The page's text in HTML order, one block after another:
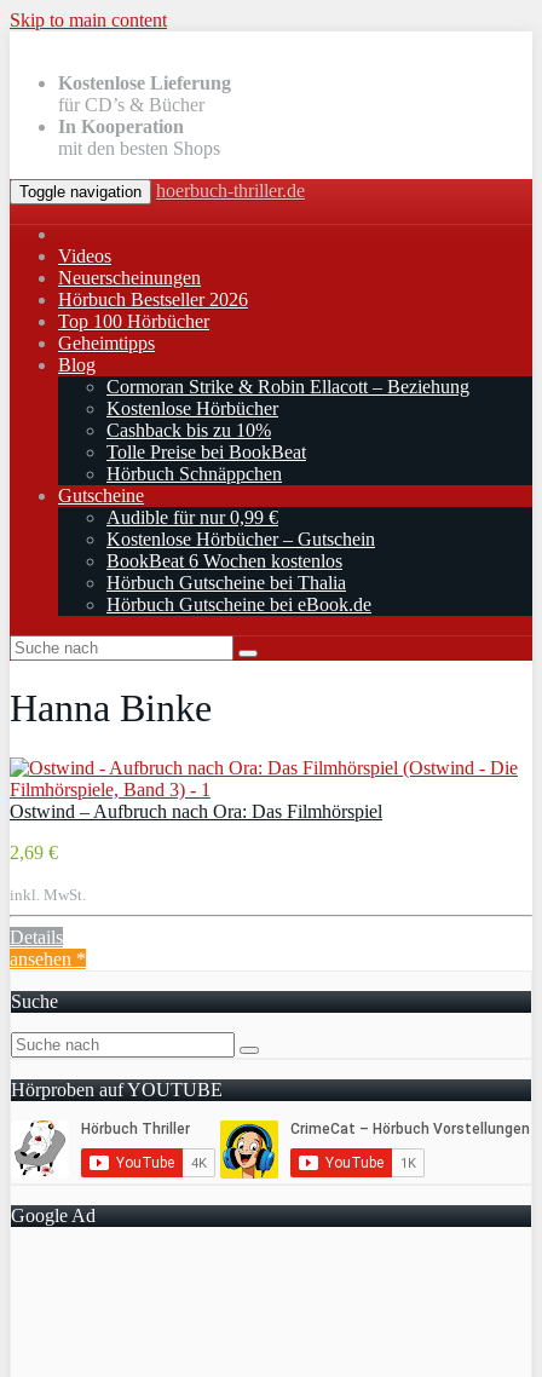
Skip to main content
Kostenlose Lieferung
für CD’s & Bücher
In Kooperation
mit den besten Shops
Toggle navigation hoerbuch-thriller.de
Videos
Neuerscheinungen
Hörbuch Bestseller 2026
Top 100 Hörbücher
Geheimtipps
Blog
Cormoran Strike & Robin Ellacott – Beziehung
Kostenlose Hörbücher
Cashback bis zu 10%
Tolle Preise bei BookBeat
Hörbuch Schnäppchen
Gutscheine
Audible für nur 0,99 €
Kostenlose Hörbücher – Gutschein
BookBeat 6 Wochen kostenlos
Hörbuch Gutscheine bei Thalia
Hörbuch Gutscheine bei eBook.de
Hanna Binke
Ostwind – Aufbruch nach Ora: Das Filmhörspiel
2,69 €
inkl. MwSt.
Details
ansehen *
Suche
Hörproben auf YOUTUBE
Google Ad